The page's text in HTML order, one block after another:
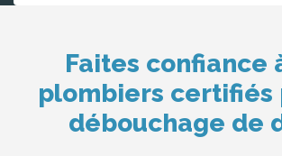
Faites confiance
plombiers certifiés
débouchage de